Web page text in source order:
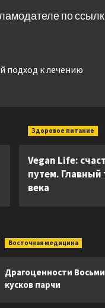
по
подход к лечению
Здоровое питание
Vegan Life:
путем. Главный
века
Восточная медицина
Драгоценности Восьми
кусков парчи